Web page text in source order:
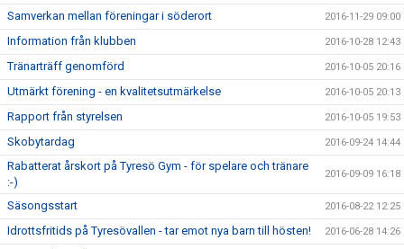
Samverkan mellan föreningar i söderort 2016-11-29 09:00
Information från klubben 2016-10-28 12:43
Tränarträff genomförd 2016-10-05 20:16
Utmärkt förening - en kvalitetsutmärkelse 2016-10-05 20:13
Rapport från styrelsen 2016-10-05 19:53
Skobytardag 2016-09-24 14:44
Rabatterat årskort på Tyresö Gym - för spelare och tränare
:-)
2016-09-09 16:18
Säsongsstart 2016-08-22 12:25
Idrottsfritids på Tyresövallen - tar emot nya barn till hösten! 2016-06-28 14:26